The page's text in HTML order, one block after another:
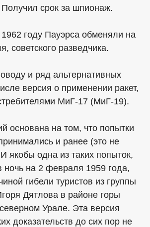
Получил срок за шпионаж.
1962 году Пауэрса обменяли на
советского разведчика.
и ряд альтернативных
версия о применении ракет,
МиГ-17 (МиГ-19).
основана на том, что попытки
и ранее (это не
якобы одна из таких попыток,
ночь на 2 февраля 1959 года,
гибели туристов из группы
Дятлова в районе горы
Урале. Эта версия
доказательств до сих пор не